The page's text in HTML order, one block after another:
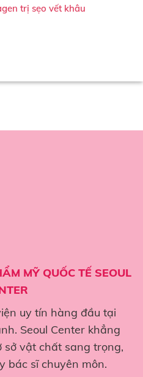
trị sẹo vết khâu
MỸ QUỐC TẾ SEOUL
uy tín hàng đầu tại
Seoul Center khẳng
sở vật chất sang trọng,
bác sĩ chuyên môn.